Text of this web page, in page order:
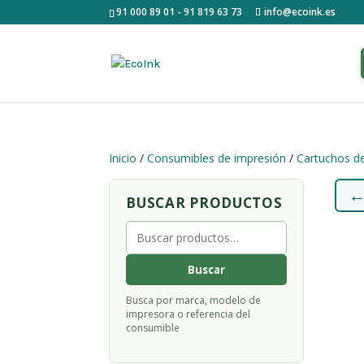
91 000 89 01 - 91 819 63 73 info@ecoink.es
Inicio /Consumibles de impresión /Cartuchos
BUSCAR PRODUCTOS
Buscar
por:
Buscar
Busca por marca, modelo de
impresora o referencia del
consumible